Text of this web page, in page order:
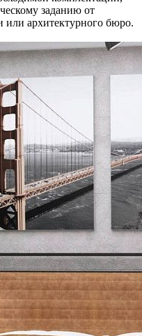
заданию от
или архитектурного бюро.